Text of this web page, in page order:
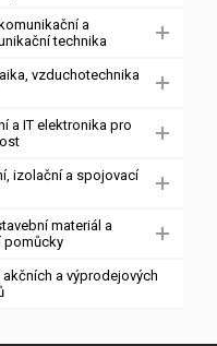
a
technika
vzduchotechnika
a IT elektronika pro
izolační a spojovací
materiál a
pomůcky
a výprodejových